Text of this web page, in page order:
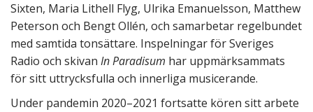
Sixten, Maria Lithell Flyg, Ulrika Emanuelsson, Matthew
Peterson och Bengt Ollén, och samarbetar regelbundet
med samtida tonsättare. Inspelningar för Sveriges
Radio och skivan In Paradisum har uppmärksammats
för sitt uttrycksfulla och innerliga musicerande.
Under pandemin 2020–2021 fortsatte kören sitt arbete